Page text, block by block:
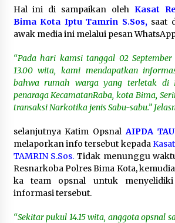
selama Sepekan
3 minggu ago
Nasib PPPK Paruh Waktu di Tengah
Keterbatasan Fiskal Daerah
4 minggu ago
Polsek Pekat Kawal Aksi Petani Tebu Secara
Humanis, Dialog dengan PT SMS Hasilkan
1 bulan ago
SATRESNARKOBA POLRES DOMPU AMANKAN
TERDUGA PELAKU NARKOTIKA DI
KEMPO, BELASAN PAKET DIDUGA SABU
1 bulan ago
Hal ini di sampaikan oleh Kasat
Bima Kota Iptu Tamrin S.Sos, saat
awak media ini melalui pesan
“Pada hari kamsi tanggal 02
13.00 wita, kami mendapatkan
bahwa rumah warga yang terletak di
penaraga KecamatanRaba, kota Bima,
transaksi Narkotika jenis Sabu-sabu.”
selanjutnya Katim Opsnal AIPDA
melaporkan info tersebut kepada
TAMRIN S.Sos. Tidak menunggu
Resnarkoba Polres Bima Kota,
ka team opsnal untuk
informasi tersebut.
“Sekitar pukul 14.15 wita, anggota opsnal